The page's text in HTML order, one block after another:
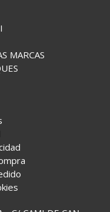
MARCAS